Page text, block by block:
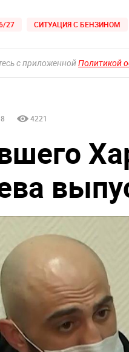
27 СИТУАЦИЯ С БЕНЗИНОМ
с приложеннойПолитикой
4221